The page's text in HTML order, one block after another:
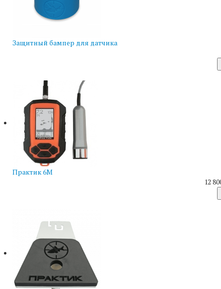
Защитный бампер для датчика
Практик 6М
12